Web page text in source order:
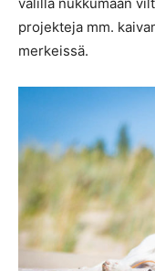
välillä nukkumaan
projekteja mm.
merkeissä.